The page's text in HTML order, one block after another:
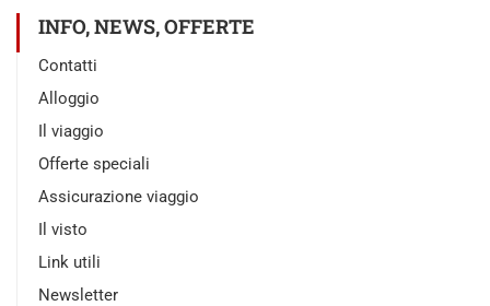
INFO, NEWS, OFFERTE
Contatti
Alloggio
Il viaggio
Offerte speciali
Assicurazione viaggio
Il visto
Link utili
Newsletter